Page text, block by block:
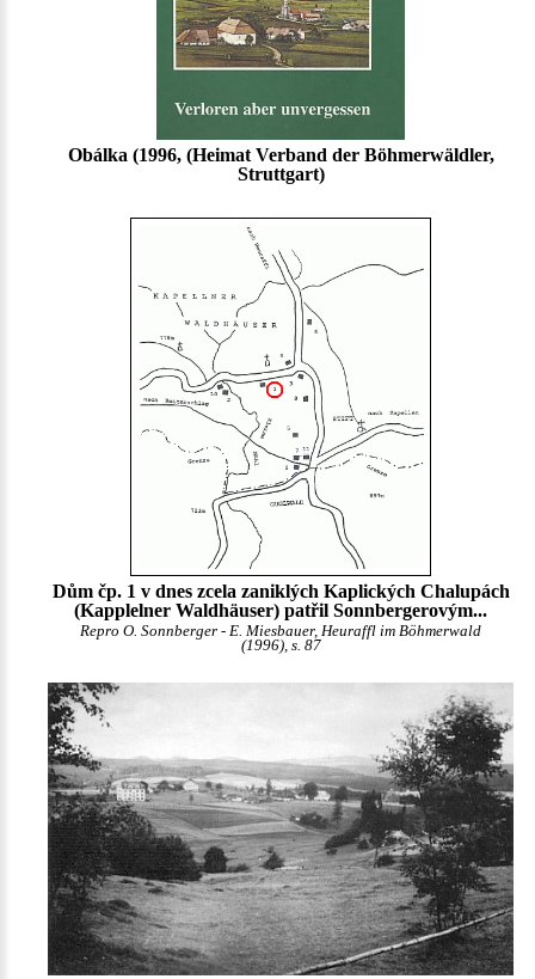
Obálka (1996, (Heimat Verband der Böhmerwäldler,
Struttgart)
Dům čp. 1 v dnes zcela zaniklých Kaplických Chalupách
(Kapplelner Waldhäuser) patřil Sonnbergerovým...
Repro O. Sonnberger - E. Miesbauer, Heuraffl im Böhmerwald
(1996), s. 87